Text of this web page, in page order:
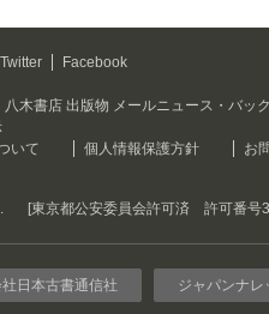
Twitter
Facebook
八木書店 出版物 メールニュース・バッ
いて
個人情報保護方針
お
[東京都公安委員会許可済 許可番号
日本古書通信社 ジャパンナレ